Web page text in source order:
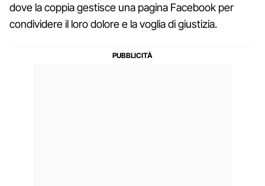
dove la coppia gestisce una pagina Facebook per
condividere il loro dolore e la voglia di giustizia.